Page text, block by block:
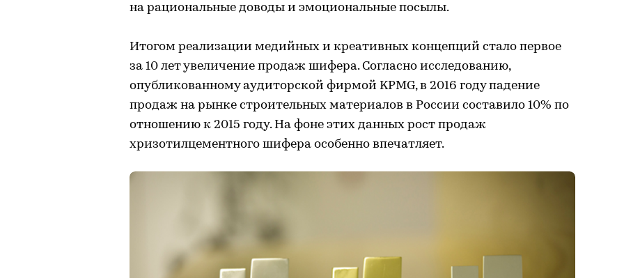
на рациональные доводы и эмоциональные посылы.
Итогом реализации медийных и креативных концепций стало первое
за 10 лет увеличение продаж шифера. Согласно исследованию,
опубликованному аудиторской фирмой KPMG, в 2016 году падение
продаж на рынке строительных материалов в России составило 10% по
отношению к 2015 году. На фоне этих данных рост продаж
хризотилцементного шифера особенно впечатляет.